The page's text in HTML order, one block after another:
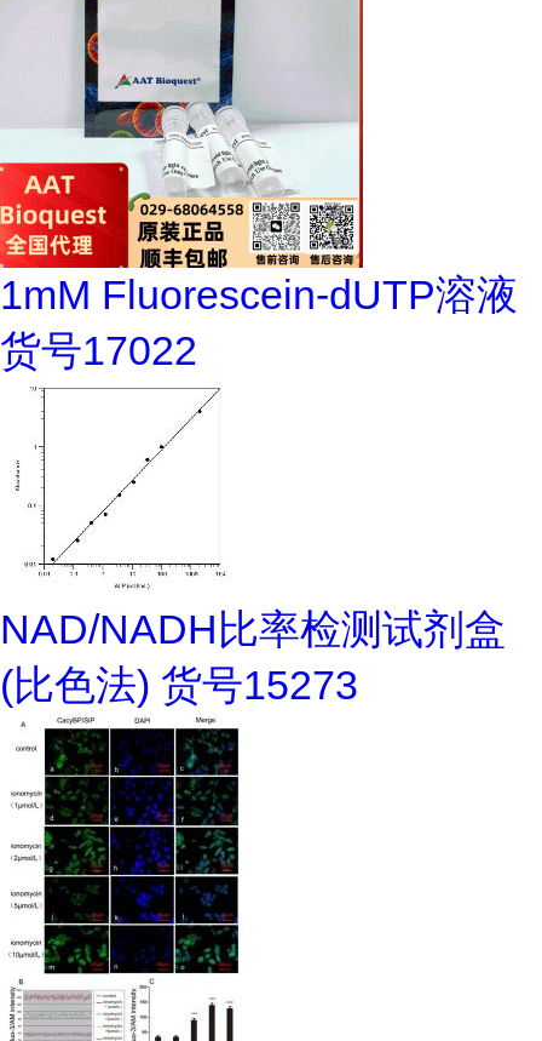
1mM Fluorescein-dUTP溶液
货号17022
NAD/NADH比率检测试剂盒
(比色法) 货号15273